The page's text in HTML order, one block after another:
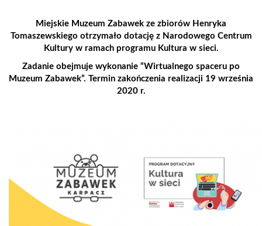
Miejskie Muzeum Zabawek ze zbiorów Henryka
Tomaszewskiego otrzymało dotację z Narodowego Centrum
Kultury w ramach programu Kultura w sieci.
Zadanie obejmuje wykonanie “Wirtualnego spaceru po
Muzeum Zabawek”. Termin zakończenia realizacji 19 września
2020 r.